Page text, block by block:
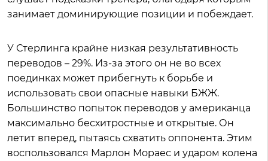
занимает доминирующие позиции и побеждает.
У Стерлинга крайне низкая результативность
переводов – 29%. Из-за этого он не во всех
поединках может прибегнуть к борьбе и
использовать свои опасные навыки БЖЖ.
Большинство попыток переводов у американца
максимально бесхитростные и открытые. Он
летит вперед, пытаясь схватить оппонента. Этим
воспользовался Марлон Мораес и ударом колена